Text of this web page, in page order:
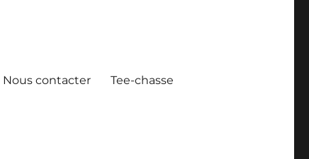
Nous contacter Tee-chasse